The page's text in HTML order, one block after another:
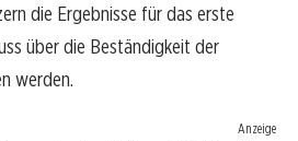
die Ergebnisse für das erste
über die Beständigkeit der
werden.
Anzeige